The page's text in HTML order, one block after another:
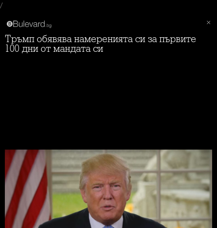
/
Тръмп обявява намеренията си за първите
100 дни от мандата си